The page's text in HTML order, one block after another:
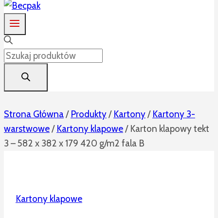
Wyszukiwarka
produktów
Strona Główna/ Produkty/ Kartony/ Kartony 3-
warstwowe/ Kartony klapowe/ Karton klapowy tekt
3 – 582 x 382 x 179 420 g/m2 fala B
Kartony klapowe